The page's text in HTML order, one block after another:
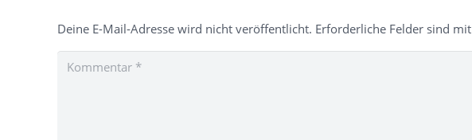
Deine E-Mail-Adresse wird nicht veröffentlicht. Erforderliche Felder sind mit